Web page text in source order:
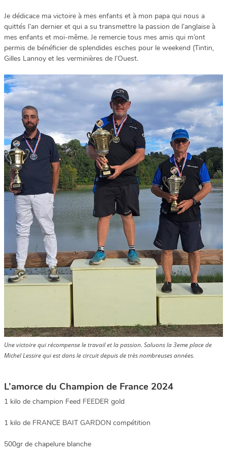
Je dédicace ma victoire à mes enfants et à mon papa qui nous a
quittés l’an dernier et qui a su transmettre la passion de l’anglaise à
mes enfants et moi-même. Je remercie tous mes amis qui m’ont
permis de bénéficier de splendides esches pour le weekend (Tintin,
Gilles Lannoy et les verminières de l’Ouest.
Une victoire qui récompense le travail et la passion. Saluons la 3eme place de
Michel Lessire qui est dans le circuit depuis de très nombreuses années.
L’amorce du Champion de France 2024
1 kilo de champion Feed FEEDER gold
1 kilo de FRANCE BAIT GARDON compétition
500gr de chapelure blanche